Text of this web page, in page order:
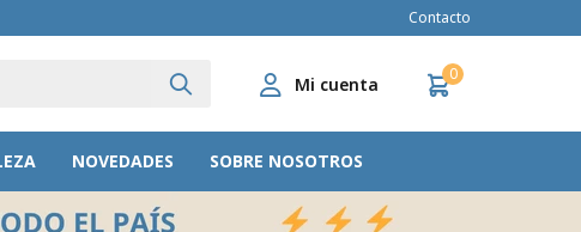
NOVEDADES SOBRE NOSOTROS
0
Contacto